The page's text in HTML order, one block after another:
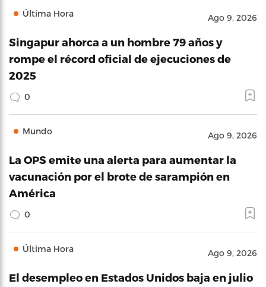
Última Hora Ago 9, 2026
Singapur ahorca a un hombre 79 años y
rompe el récord oficial de ejecuciones de
2025
0
Mundo Ago 9, 2026
La OPS emite una alerta para aumentar la
vacunación por el brote de sarampión en
América
0
Última Hora Ago 9, 2026
El desempleo en Estados Unidos baja en julio